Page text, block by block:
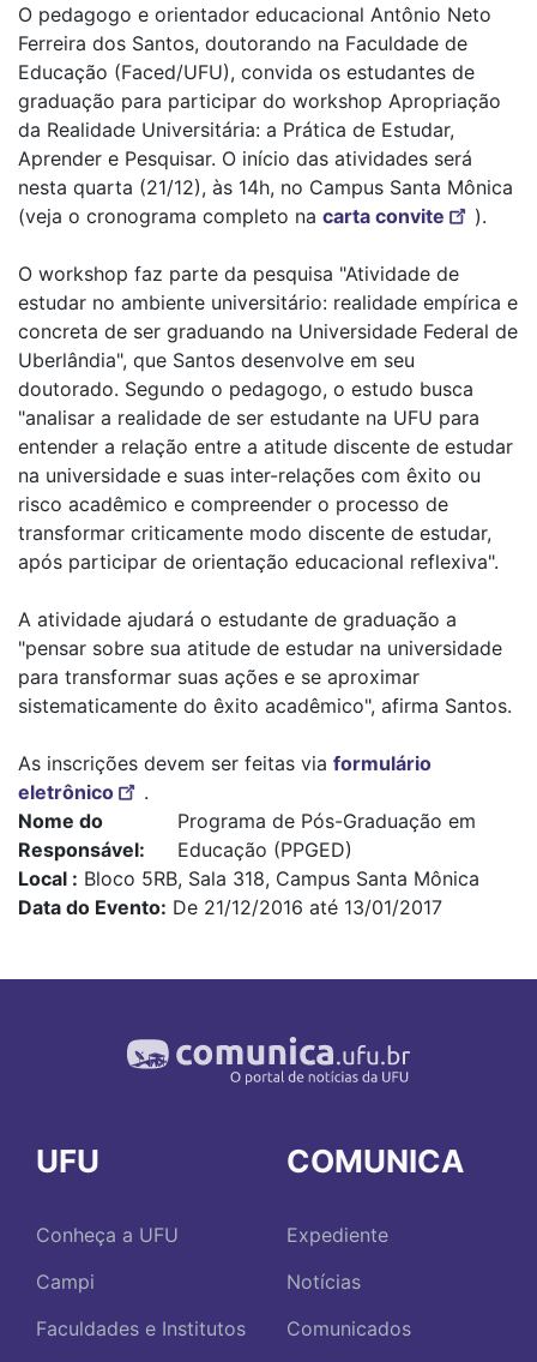
O pedagogo e orientador educacional Antônio Neto
Ferreira dos Santos, doutorando na Faculdade de
Educação (Faced/UFU), convida os estudantes de
graduação para participar do workshop Apropriação
da Realidade Universitária: a Prática de Estudar,
Aprender e Pesquisar. O início das atividades será
nesta quarta (21/12), às 14h, no Campus Santa Mônica
(veja o cronograma completo na carta convite ).
O workshop faz parte da pesquisa "Atividade de
estudar no ambiente universitário: realidade empírica e
concreta de ser graduando na Universidade Federal de
Uberlândia", que Santos desenvolve em seu
doutorado. Segundo o pedagogo, o estudo busca
"analisar a realidade de ser estudante na UFU para
entender a relação entre a atitude discente de estudar
na universidade e suas inter-relações com êxito ou
risco acadêmico e compreender o processo de
transformar criticamente modo discente de estudar,
após participar de orientação educacional reflexiva".
A atividade ajudará o estudante de graduação a
"pensar sobre sua atitude de estudar na universidade
para transformar suas ações e se aproximar
sistematicamente do êxito acadêmico", afirma Santos.
As inscrições devem ser feitas via formulário
eletrônico
.
Nome do
Responsável
Programa de Pós-Graduação em
Educação (PPGED)
Local
Bloco 5RB, Sala 318, Campus Santa Mônica
Data do Evento De 21/12/2016 até 13/01/2017
UFU
Conheça a UFU
Campi
Faculdades e Institutos
COMUNICA
Expediente
Notícias
Comunicados